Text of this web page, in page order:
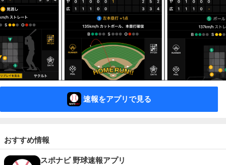
速報をアプリで見る
おすすめ情報
スポナビ 野球速報アプリ